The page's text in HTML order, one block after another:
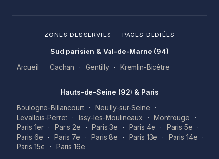
ZONES DESSERVIES — PAGES DÉDIÉES
Sud parisien & Val-de-Marne (94)
Arcueil
· Cachan · Gentilly · Kremlin-Bicêtre
Hauts-de-Seine (92) & Paris
Boulogne-Billancourt
· Neuilly-sur-Seine
·
Levallois-Perret
· Issy-les-Moulineaux · Montrouge
·
Paris 1er
· Paris 2e · Paris 3e · Paris 4e · Paris 5e
·
Paris 6e
· Paris 7e · Paris 8e · Paris 13e · Paris 14e
·
Paris 15e
· Paris 16e